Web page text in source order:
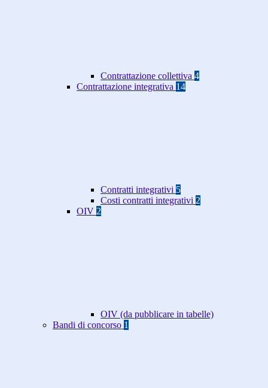
Contrattazione collettiva 4
Contrattazione integrativa 14
Contratti integrativi 5
Costi contratti integrativi 2
OIV 2
OIV (da pubblicare in tabelle)
Bandi di concorso 1